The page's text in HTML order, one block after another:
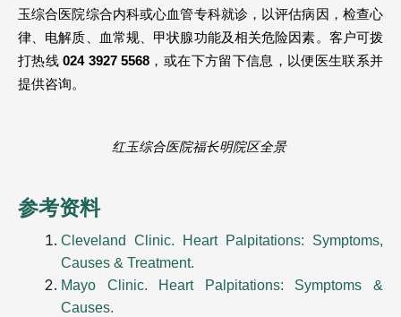
玉综合医院综合内科或心血管专科就诊，以评估病因，检查心
律、电解质、血常规、甲状腺功能及相关危险因素。客户可拨
打热线 024 3927 5568 ，或在下方留下信息，以便医生联系并
提供咨询。
红玉综合医院福长明院区全景
参考资料
Cleveland Clinic. Heart Palpitations: Symptoms,
Causes & Treatment.
Mayo Clinic. Heart Palpitations: Symptoms &
Causes.